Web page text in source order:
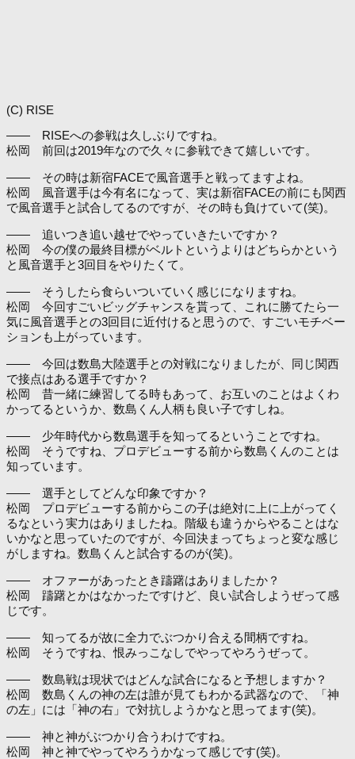
(C) RISE
―― RISEへの参戦は久しぶりですね。
松岡 前回は2019年なので久々に参戦できて嬉しいです。
―― その時は新宿FACEで風音選手と戦ってますよね。
松岡 風音選手は今有名になって、実は新宿FACEの前にも関西
で風音選手と試合してるのですが、その時も負けていて(笑)。
―― 追いつき追い越せでやっていきたいですか？
松岡 今の僕の最終目標がベルトというよりはどちらかという
と風音選手と3回目をやりたくて。
―― そうしたら食らいついていく感じになりますね。
松岡 今回すごいビッグチャンスを貰って、これに勝てたら一
気に風音選手との3回目に近付けると思うので、すごいモチベー
ションも上がっています。
―― 今回は数島大陸選手との対戦になりましたが、同じ関西
で接点はある選手ですか？
松岡 昔一緒に練習してる時もあって、お互いのことはよくわ
かってるというか、数島くん人柄も良い子ですしね。
―― 少年時代から数島選手を知ってるということですね。
松岡 そうですね、プロデビューする前から数島くんのことは
知っています。
―― 選手としてどんな印象ですか？
松岡 プロデビューする前からこの子は絶対に上に上がってく
るなという実力はありましたね。階級も違うからやることはな
いかなと思っていたのですが、今回決まってちょっと変な感じ
がしますね。数島くんと試合するのが(笑)。
―― オファーがあったとき躊躇はありましたか？
松岡 躊躇とかはなかったですけど、良い試合しようぜって感
じです。
―― 知ってるが故に全力でぶつかり合える間柄ですね。
松岡 そうですね、恨みっこなしでやってやろうぜって。
―― 数島戦は現状ではどんな試合になると予想しますか？
松岡 数島くんの神の左は誰が見てもわかる武器なので、「神
の左」には「神の右」で対抗しようかなと思ってます(笑)。
―― 神と神がぶつかり合うわけですね。
松岡 神と神でやってやろうかなって感じです(笑)。